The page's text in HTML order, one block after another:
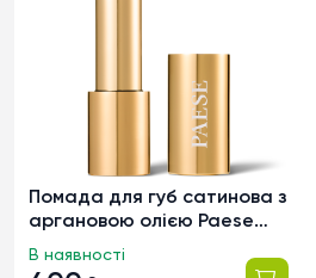
Помада для губ сатинова з
аргановою олією Paese
Argan Oil Lipstick 79, 4.3г
В наявності